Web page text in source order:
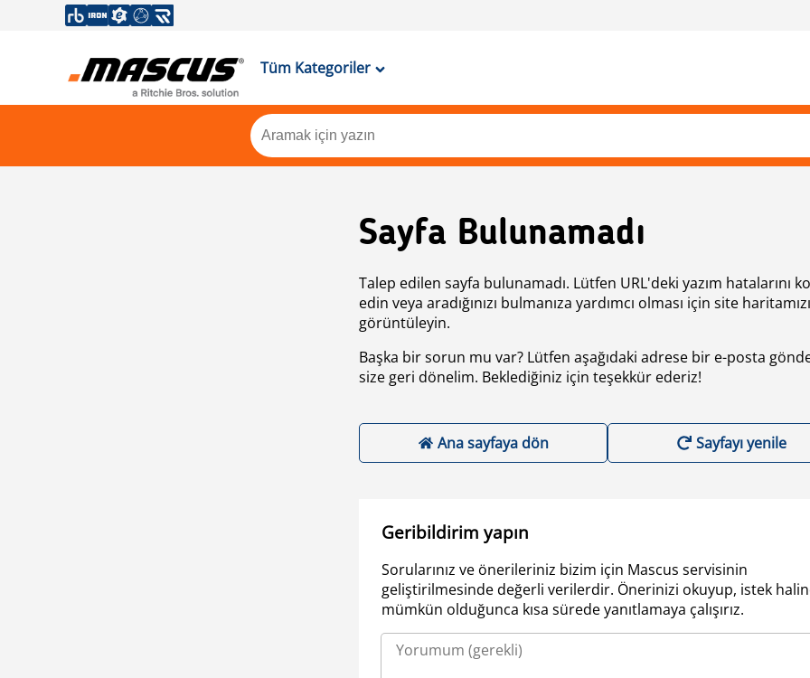
Tüm Kategoriler
Sayfa Bulunamadı
Talep edilen sayfa bulunamadı. Lütfen URL'deki yazım hatalarını
edin veya aradığınızı bulmanıza yardımcı olması için site haritamızı
görüntüleyin.
Başka bir sorun mu var? Lütfen aşağıdaki adrese bir e-posta
size geri dönelim. Beklediğiniz için teşekkür ederiz!
Ana sayfaya dön Sayfayı yenile
Geribildirim yapın
Sorularınız ve önerileriniz bizim için Mascus servisinin
geliştirilmesinde değerli verilerdir. Önerinizi okuyup, istek
mümkün olduğunca kısa sürede yanıtlamaya çalışırız.